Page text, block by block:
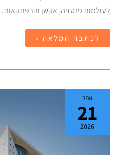
לעולמות פנטזיה, אקשן
לכתבה המלאה »
אפר
21
2026
הלכת
הירוק
The
Green
Planet
דובאי